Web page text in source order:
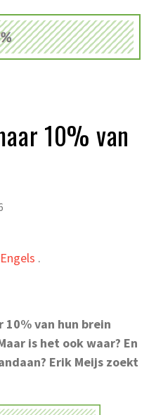
10% van
Engels .
van hun brein
is het ook waar? En
Erik Meijs zoekt